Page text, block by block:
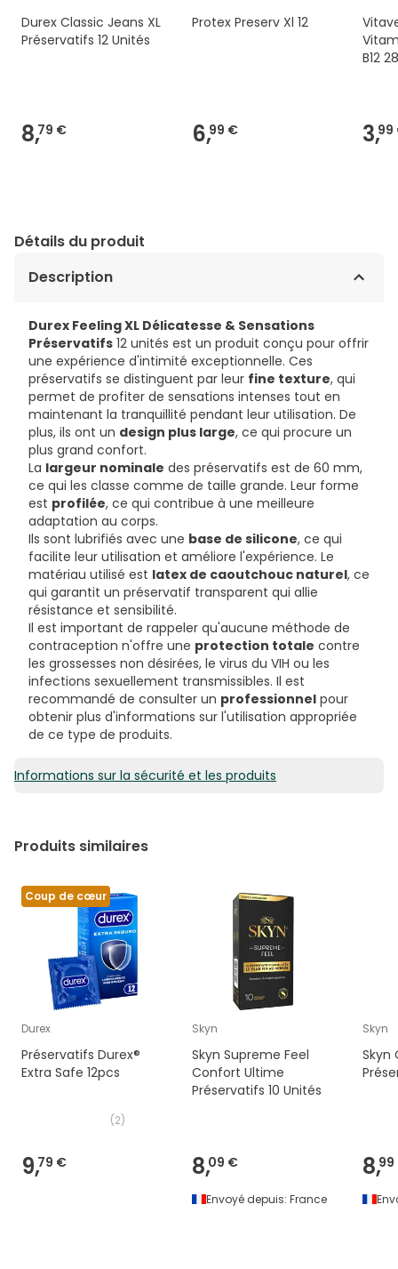
Durex Classic Jeans XL
Préservatifs 12 Unités
8,79 €
Protex Preserv Xl 12
6,99 €
B12
3,99
Détails du produit
Description
Durex Feeling XL Délicatesse & Sensations
Préservatifs 12 unités est un produit conçu pour offrir
une expérience d'intimité exceptionnelle. Ces
préservatifs se distinguent par leur fine texture, qui
permet de profiter de sensations intenses tout en
maintenant la tranquillité pendant leur utilisation. De
plus, ils ont un design plus large, ce qui procure un
plus grand confort.
La largeur nominale des préservatifs est de 60 mm,
ce qui les classe comme de taille grande. Leur forme
est profilée, ce qui contribue à une meilleure
adaptation au corps.
Ils sont lubrifiés avec une base de silicone, ce qui
facilite leur utilisation et améliore l'expérience. Le
matériau utilisé est latex de caoutchouc naturel, ce
qui garantit un préservatif transparent qui allie
résistance et sensibilité.
Il est important de rappeler qu'aucune méthode de
contraception n'offre une protection totale contre
les grossesses non désirées, le virus du VIH ou les
infections sexuellement transmissibles. Il est
recommandé de consulter un professionnel pour
obtenir plus d'informations sur l'utilisation appropriée
de ce type de produits.
Informations sur la sécurité et les produits
Produits similaires
Coup de cœur
Durex
Préservatifs Durex®
Extra Safe 12pcs
(2)
9,79 €
Skyn
Skyn Supreme Feel
Confort Ultime
Préservatifs 10 Unités
8,09 €
Envoyé depuis: France
Skyn
Skyn
8,